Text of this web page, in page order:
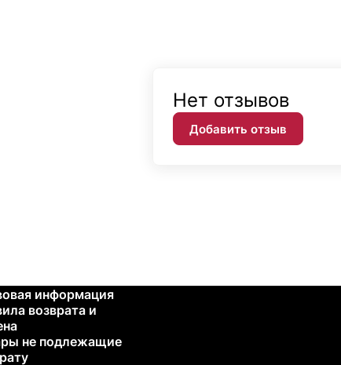
Нет отзывов
Добавить отзыв
информация
возврата и
не подлежащие